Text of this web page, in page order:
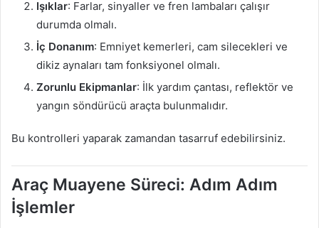
Işıklar: Farlar, sinyaller ve fren lambaları çalışır
durumda olmalı.
İç Donanım: Emniyet kemerleri, cam silecekleri ve
dikiz aynaları tam fonksiyonel olmalı.
Zorunlu Ekipmanlar: İlk yardım çantası, reflektör ve
yangın söndürücü araçta bulunmalıdır.
Bu kontrolleri yaparak zamandan tasarruf edebilirsiniz.
Araç Muayene Süreci: Adım Adım
İşlemler